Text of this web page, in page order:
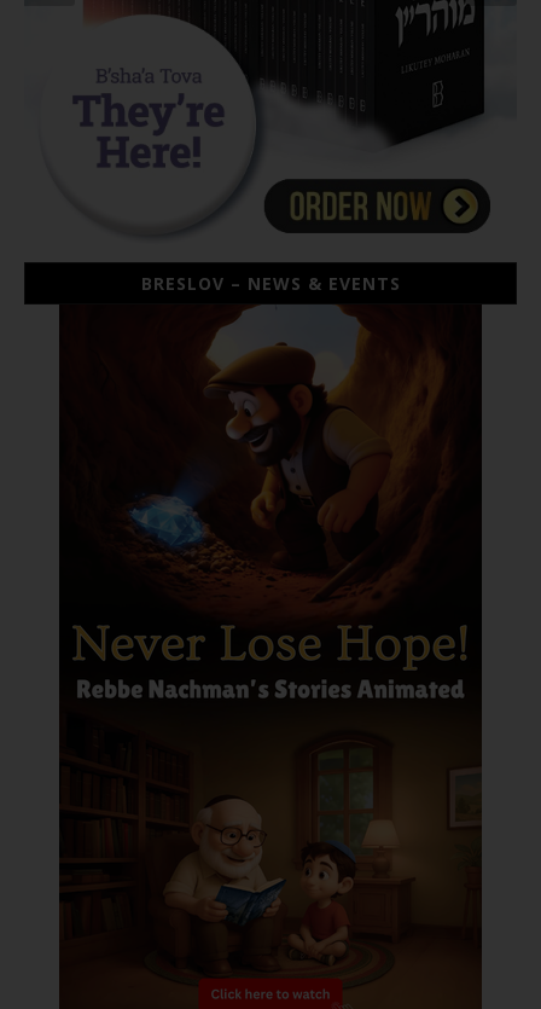
BRESLOV – NEWS & EVENTS